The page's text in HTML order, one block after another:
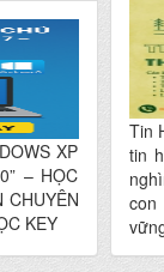
giúp học
xác
ngày,
nghiệp
XP
– HỌC
CHUYÊN
KEY
Tin
tin